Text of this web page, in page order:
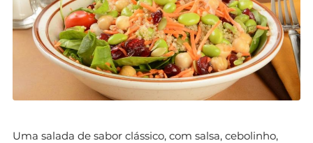
Uma salada de sabor clássico, com salsa, cebolinho,